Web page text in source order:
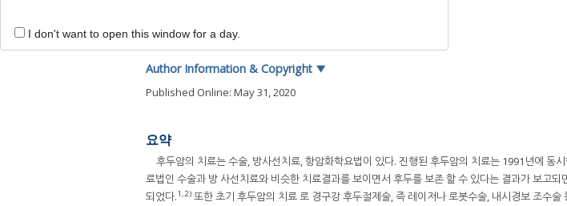
Kwang Yoon Jung
Author Information & Copyright ▼
Published Online: May 31, 2020
요약
후두암의 치료는 수술, 방사선치료, 항암화학요법이 있다. 진행된 후두암의 치료는 1991년에 동
료법인 수술과 방 사선치료와 비슷한 치료결과를 보이면서 후두를 보존 할 수 있다는 결과가 보고
되었다.1,2) 또한 초기 후두암의 치료 로 경구강 후두절제술, 즉 레이저나 로봇수술, 내시경보 조수
I don't want to open this window for a day.